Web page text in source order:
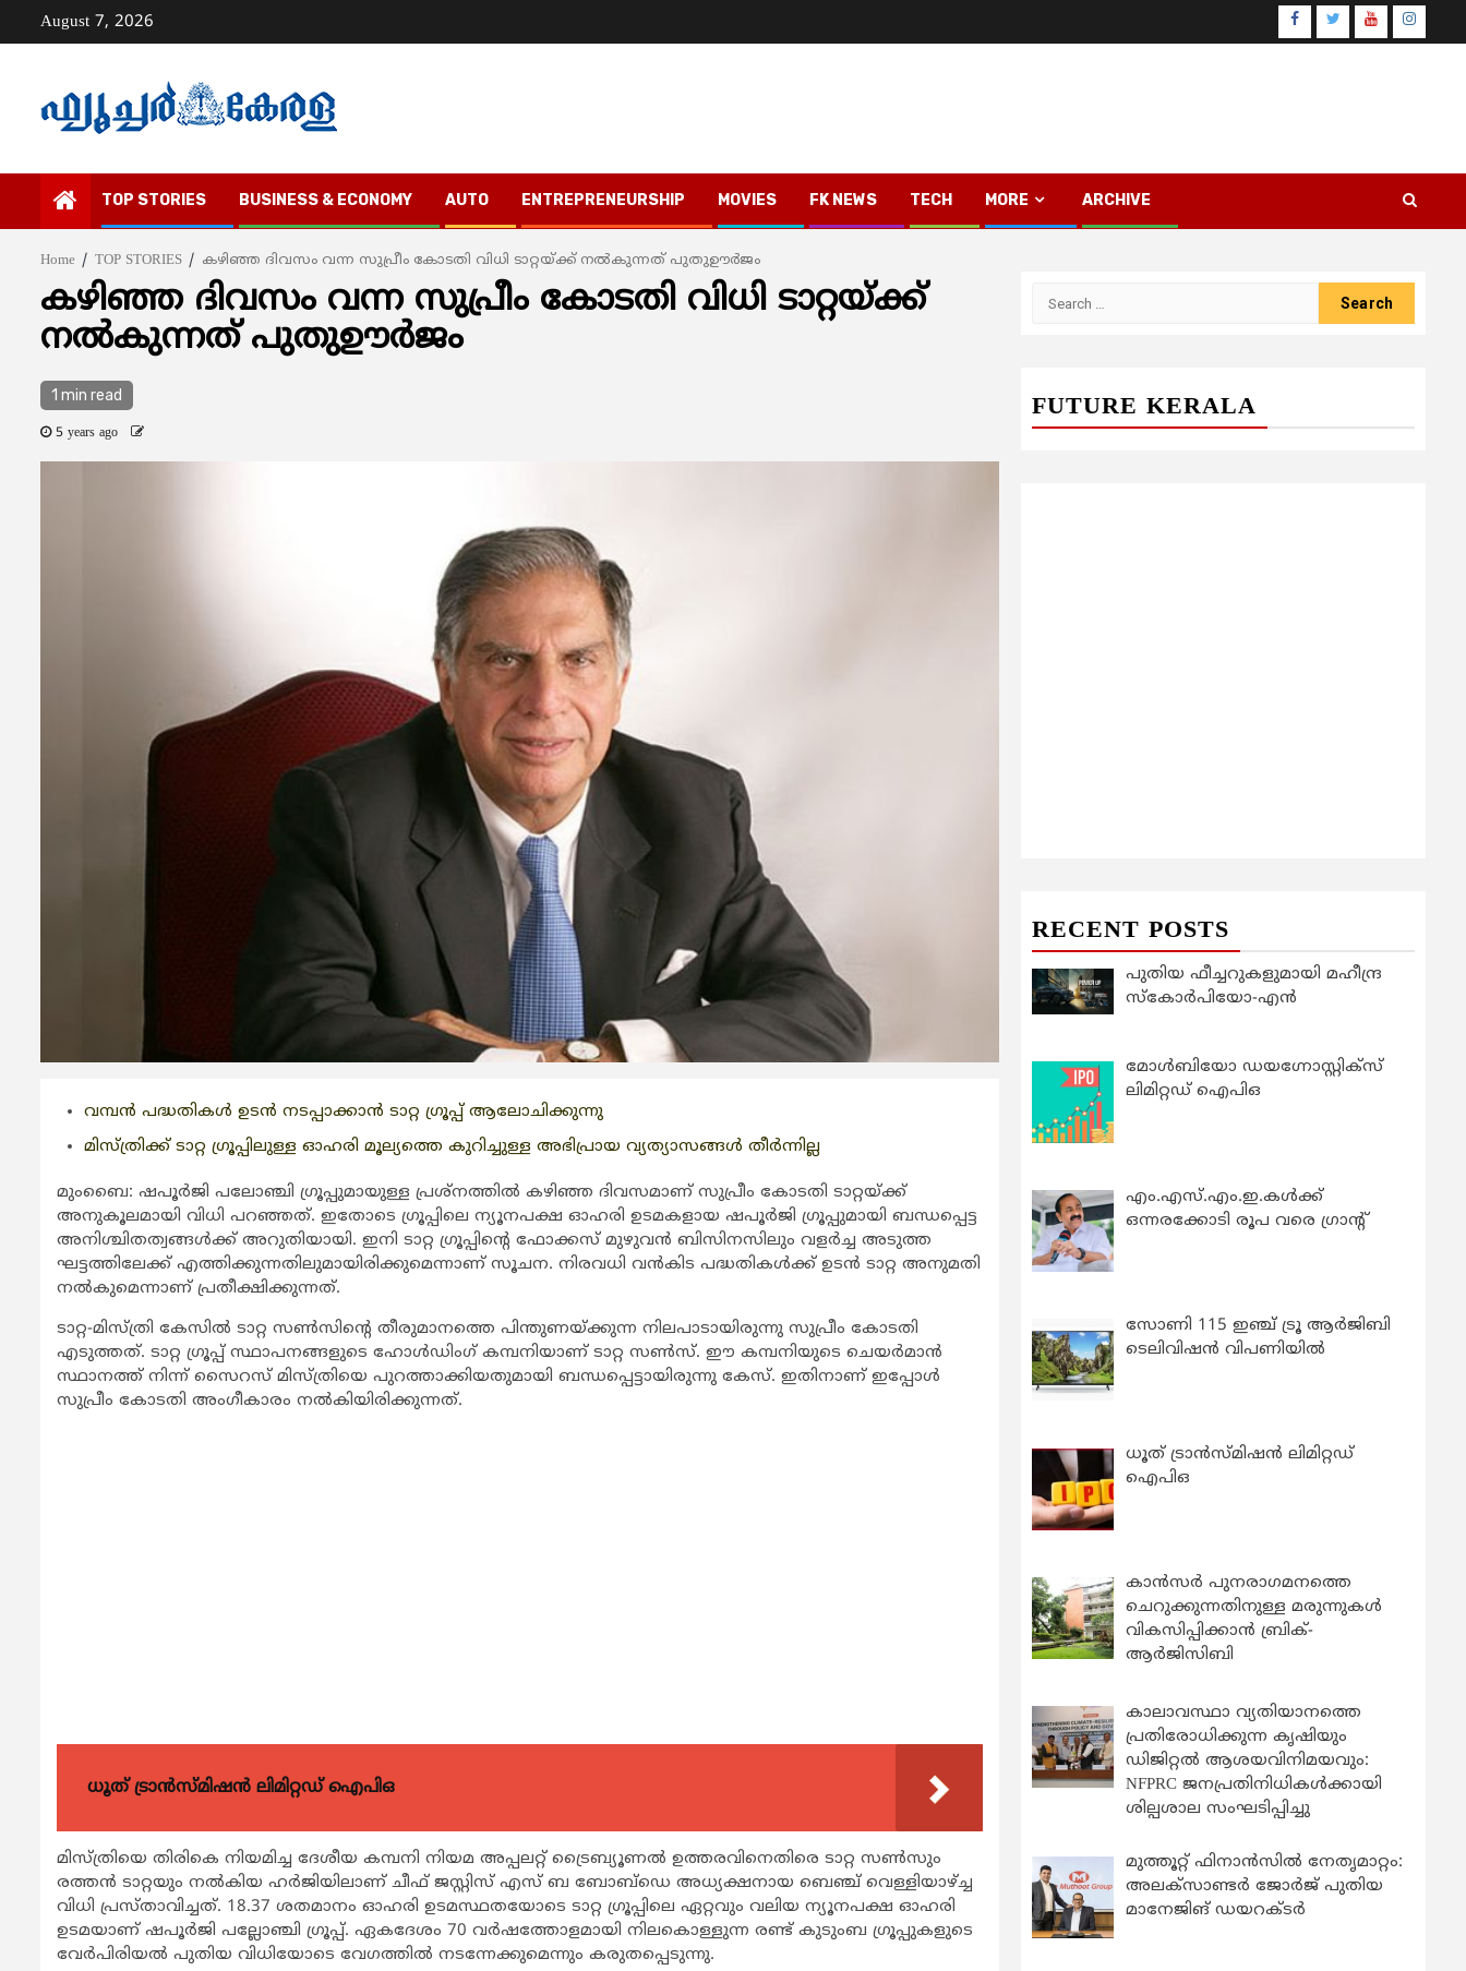
August 7, 2026 Facebook
TwitterYoutube
TOP STORIES BUSINESS & ECONOMY AUTO ENTREPRENEURSHIP MOVIES FK NEWS TECH MORE ARCHIVE
Home TOP STORIES കഴിഞ്ഞ ദിവസം വന്ന സുപ്രീം കോടതി വിധി ടാറ്റയ്ക്ക് നല്‍കുന്നത് പുതുഊര്‍ജം
കഴിഞ്ഞ ദിവസം വന്ന സുപ്രീം കോടതി വിധി ടാറ്റയ്ക്ക്
നല്‍കുന്നത് പുതുഊര്‍ജം
1 min read
5 years ago
വമ്പന്‍ പദ്ധതികള്‍ ഉടന്‍ നടപ്പാക്കാന്‍ ടാറ്റ ഗ്രൂപ്പ് ആലോചിക്കുന്നു
മിസ്ത്രിക്ക് ടാറ്റ ഗ്രൂപ്പിലുള്ള ഓഹരി മൂല്യത്തെ കുറിച്ചുള്ള അഭിപ്രായ വ്യത്യാസങ്ങള്‍ തീര്‍ന്നില്ല
മുംബൈ: ഷപൂര്‍ജി പലോഞ്ചി ഗ്രൂപ്പുമായുള്ള പ്രശ്നത്തില്‍ കഴിഞ്ഞ ദിവസമാണ് സുപ്രീം കോടതി ടാറ്റയ്ക്ക്
അനുകൂലമായി വിധി പറഞ്ഞത്. ഇതോടെ ഗ്രൂപ്പിലെ ന്യൂനപക്ഷ ഓഹരി ഉടമകളായ ഷപൂര്‍ജി ഗ്രൂപ്പുമായി ബന്ധപ്പെട്ട
അനിശ്ചിതത്വങ്ങള്‍ക്ക് അറുതിയായി. ഇനി ടാറ്റ ഗ്രൂപ്പിന്‍റെ ഫോക്കസ് മുഴുവന്‍ ബിസിനസിലും വളര്‍ച്ച അടുത്ത
ഘട്ടത്തിലേക്ക് എത്തിക്കുന്നതിലുമായിരിക്കുമെന്നാണ് സൂചന. നിരവധി വന്‍കിട പദ്ധതികള്‍ക്ക് ഉടന്‍ ടാറ്റ അനുമതി
നല്‍കുമെന്നാണ് പ്രതീക്ഷിക്കുന്നത്.
ടാറ്റ-മിസ്ത്രി കേസില്‍ ടാറ്റ സണ്‍സിന്‍റെ തീരുമാനത്തെ പിന്തുണയ്ക്കുന്ന നിലപാടായിരുന്നു സുപ്രീം കോടതി
എടുത്തത്. ടാറ്റ ഗ്രൂപ്പ് സ്ഥാപനങ്ങളുടെ ഹോള്‍ഡിംഗ് കമ്പനിയാണ് ടാറ്റ സണ്‍സ്. ഈ കമ്പനിയുടെ ചെയര്‍മാന്‍
സ്ഥാനത്ത് നിന്ന് സൈറസ് മിസ്ത്രിയെ പുറത്താക്കിയതുമായി ബന്ധപ്പെട്ടായിരുന്നു കേസ്. ഇതിനാണ് ഇപ്പോള്‍
സുപ്രീം കോടതി അംഗീകാരം നല്‍കിയിരിക്കുന്നത്.
ധൂത് ട്രാൻസ്മിഷൻ ലിമിറ്റഡ് ഐപിഒ
മിസ്ത്രിയെ തിരികെ നിയമിച്ച ദേശീയ കമ്പനി നിയമ അപ്പലറ്റ് ട്രൈബ്യൂണല്‍ ഉത്തരവിനെതിരെ ടാറ്റ സണ്‍സും
രത്തന്‍ ടാറ്റയും നല്‍കിയ ഹര്‍ജിയിലാണ് ചീഫ് ജസ്റ്റിസ് എസ് ബ ബോബ്ഡെ അധ്യക്ഷനായ ബെഞ്ച് വെള്ളിയാഴ്ച്ച
വിധി പ്രസ്താവിച്ചത്. 18.37 ശതമാനം ഓഹരി ഉടമസ്ഥതയോടെ ടാറ്റ ഗ്രൂപ്പിലെ ഏറ്റവും വലിയ ന്യൂനപക്ഷ ഓഹരി
ഉടമയാണ് ഷപൂര്‍ജി പല്ലോഞ്ചി ഗ്രൂപ്പ്. ഏകദേശം 70 വര്‍ഷത്തോളമായി നിലകൊള്ളുന്ന രണ്ട് കുടുംബ ഗ്രൂപ്പുകളുടെ
വേര്‍പിരിയല്‍ പുതിയ വിധിയോടെ വേഗത്തില്‍ നടന്നേക്കുമെന്നും കരുതപ്പെടുന്നു.
FUTURE KERALA
RECENT POSTS
പുതിയ ഫീച്ചറുകളുമായി മഹീന്ദ്ര
സ്കോർപിയോ-എൻ
മോൾബിയോ ഡയഗ്നോസ്റ്റിക്സ്
ലിമിറ്റഡ് ഐപിഒ
എം.എസ്.എം.ഇ.കൾക്ക്
ഒന്നരക്കോടി രൂപ വരെ ഗ്രാന്റ്
സോണി 115 ഇഞ്ച് ട്രൂ ആർജിബി
ടെലിവിഷൻ വിപണിയിൽ
ധൂത് ട്രാൻസ്മിഷൻ ലിമിറ്റഡ്
ഐപിഒ
കാന്‍സര്‍ പുനരാഗമനത്തെ
ചെറുക്കുന്നതിനുള്ള മരുന്നുകള്‍
വികസിപ്പിക്കാന്‍ ബ്രിക്-
ആര്‍ജിസിബി
കാലാവസ്ഥാ വ്യതിയാനത്തെ
പ്രതിരോധിക്കുന്ന കൃഷിയും
ഡിജിറ്റൽ ആശയവിനിമയവും:
NFPRC ജനപ്രതിനിധികൾക്കായി
ശില്പശാല സംഘടിപ്പിച്ചു
മുത്തൂറ്റ് ഫിനാൻസിൽ നേതൃമാറ്റം:
അലക്സാണ്ടർ ജോർജ് പുതിയ
മാനേജിങ് ഡയറക്ടർ